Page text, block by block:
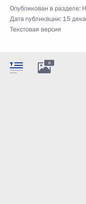
Опубликован в разделе:
Дата публикации: 15
Текстовая версия
8